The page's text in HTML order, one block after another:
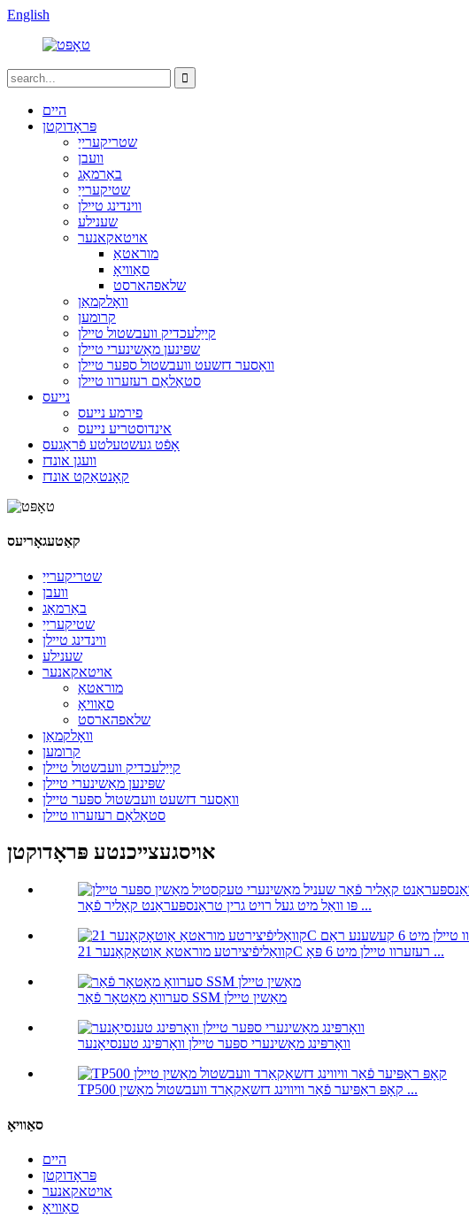
English
היים
פּראָדוקטן
שטריקערייַ
וועבן
באַרמאַג
שטיקערייַ
ווינדינג טיילן
שענילע
אויטאקאנער
מוראטאַ
סאַוויאָ
שלאפהארסט
וואָלקמאַן
קרומען
קייַלעכדיק וועבשטול טיילן
שפּינען מאַשינערי טיילן
וואַסער דזשעט וועבשטול ספּער טיילן
סטאַלאַם רעזערוו טיילן
נייעס
פירמע נייעס
אינדוסטריע נייעס
אָפֿט געשטעלטע פֿראַגעס
וועגן אונדז
קאָנטאַקט אונדז
קאַטעגאָריעס
שטריקערייַ
וועבן
באַרמאַג
שטיקערייַ
ווינדינג טיילן
שענילע
אויטאקאנער
מוראטאַ
סאַוויאָ
שלאפהארסט
וואָלקמאַן
קרומען
קייַלעכדיק וועבשטול טיילן
שפּינען מאַשינערי טיילן
וואַסער דזשעט וועבשטול ספּער טיילן
סטאַלאַם רעזערוו טיילן
אויסגעצייכנטע פּראָדוקטן
פּו וואַל מיט געל רויט גרין טראַנספּעראַנט קאָליר פֿאַר ...
קוואַליפֿיצירטע מוראטאַ אַוטאָקאָנער 21C רעזערוו טיילן מיט 6 פּאָ ...
סערוואָ מאָטאָר פֿאַר SSM מאַשין טיילן
וואָרפּינג מאַשינערי ספּער טיילן וואָרפּינג טענסיאָנער
TP500 קאָפּ ראַפּיער פֿאַר וויווינג דזשאַקאַרד וועבשטול מאַשין ...
סאַוויאָ
היים
פּראָדוקטן
אויטאקאנער
סאַוויאָ